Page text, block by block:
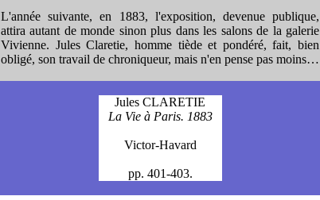
L'année suivante, en 1883, l'exposition, devenue publique,
attira autant de monde sinon plus dans les salons de la galerie
Vivienne. Jules Claretie, homme tiède et pondéré, fait, bien
obligé, son travail de chroniqueur, mais n'en pense pas moins…
Jules CLARETIE
La Vie à Paris. 1883
Victor-Havard
pp. 401-403.